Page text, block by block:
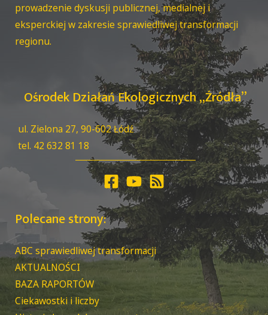
prowadzenie dyskusji publicznej, medialnej i
eksperckiej w zakresie sprawiedliwej transformacji
regionu.
Ośrodek Działań Ekologicznych „Źródła”
ul. Zielona 27, 90-602 Łódź
tel. 42 632 81 18
Polecane strony:
ABC sprawiedliwej transformacji
AKTUALNOŚCI
BAZA RAPORTÓW
Ciekawostki i liczby